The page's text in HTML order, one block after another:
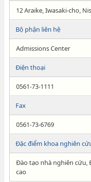
12 Araike, Iwasaki-cho,
Bộ phận liên hệ
Admissions Center
Điện thoại
0561-73-1111
Fax
0561-73-6769
Đặc điểm khoa nghiên
Đào tạo nhà nghiên cứu,
cao